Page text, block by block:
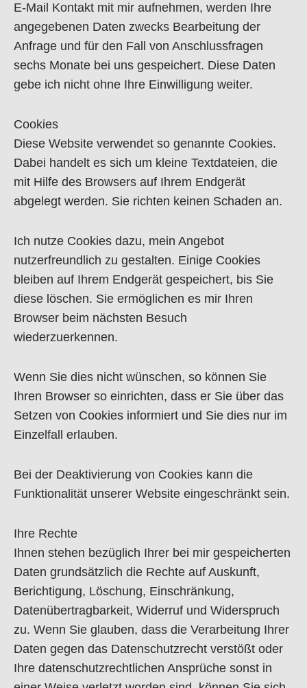
E-Mail Kontakt mit mir aufnehmen, werden Ihre
angegebenen Daten zwecks Bearbeitung der
Anfrage und für den Fall von Anschlussfragen
sechs Monate bei uns gespeichert. Diese Daten
gebe ich nicht ohne Ihre Einwilligung weiter.
Cookies
Diese Website verwendet so genannte Cookies.
Dabei handelt es sich um kleine Textdateien, die
mit Hilfe des Browsers auf Ihrem Endgerät
abgelegt werden. Sie richten keinen Schaden an.
Ich nutze Cookies dazu, mein Angebot
nutzerfreundlich zu gestalten. Einige Cookies
bleiben auf Ihrem Endgerät gespeichert, bis Sie
diese löschen. Sie ermöglichen es mir Ihren
Browser beim nächsten Besuch
wiederzuerkennen.
Wenn Sie dies nicht wünschen, so können Sie
Ihren Browser so einrichten, dass er Sie über das
Setzen von Cookies informiert und Sie dies nur im
Einzelfall erlauben.
Bei der Deaktivierung von Cookies kann die
Funktionalität unserer Website eingeschränkt sein.
Ihre Rechte
Ihnen stehen bezüglich Ihrer bei mir gespeicherten
Daten grundsätzlich die Rechte auf Auskunft,
Berichtigung, Löschung, Einschränkung,
Datenübertragbarkeit, Widerruf und Widerspruch
zu. Wenn Sie glauben, dass die Verarbeitung Ihrer
Daten gegen das Datenschutzrecht verstößt oder
Ihre datenschutzrechtlichen Ansprüche sonst in